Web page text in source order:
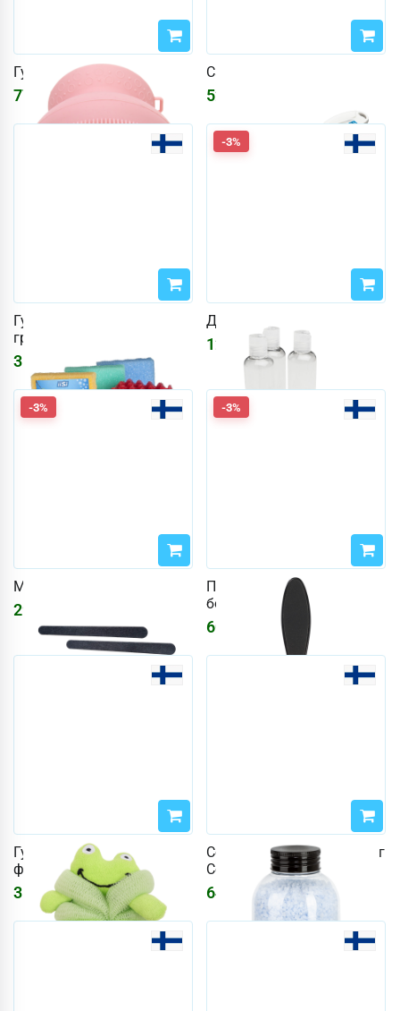
Губка для тела Miny
777 ₽
Саунахарья
528
Губка для сауны Iisi,
грубая
310
-3%
Дорожный набор
1229 1269
-3%
Маникюрный набор
297
-3%
Пилка для ног Cailap
большая
608
Губка для мытья Miny в
форме лягушки
310 ₽
Соль для ванн Pisara 600 г
Сосна и Розмарин
641